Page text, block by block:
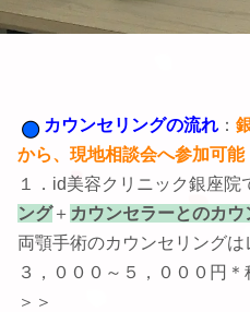
カウンセリングの流れ ：
から、現地相談会へ参加可能
１．id美容クリニック銀座院
ング＋ カウンセラーとのカ
両顎手術のカウンセリング
３，０００～５，０００円＊
＞＞